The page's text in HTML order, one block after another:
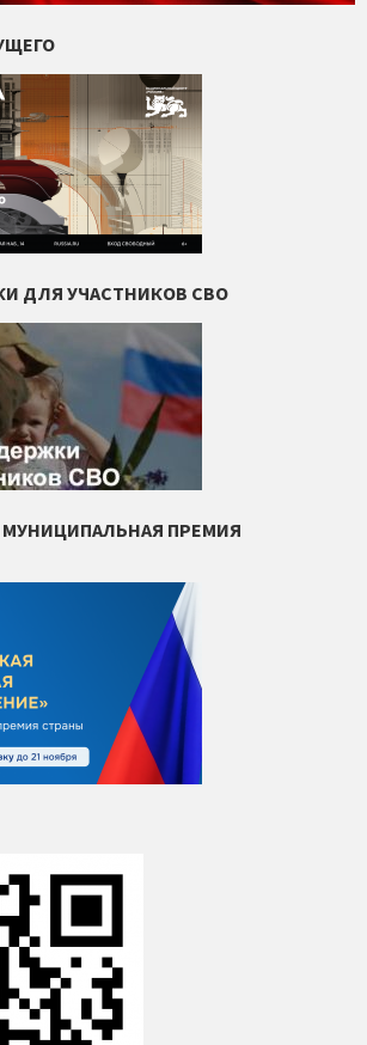
ДЛЯ УЧАСТНИКОВ СВО
ПРЕМИЯ